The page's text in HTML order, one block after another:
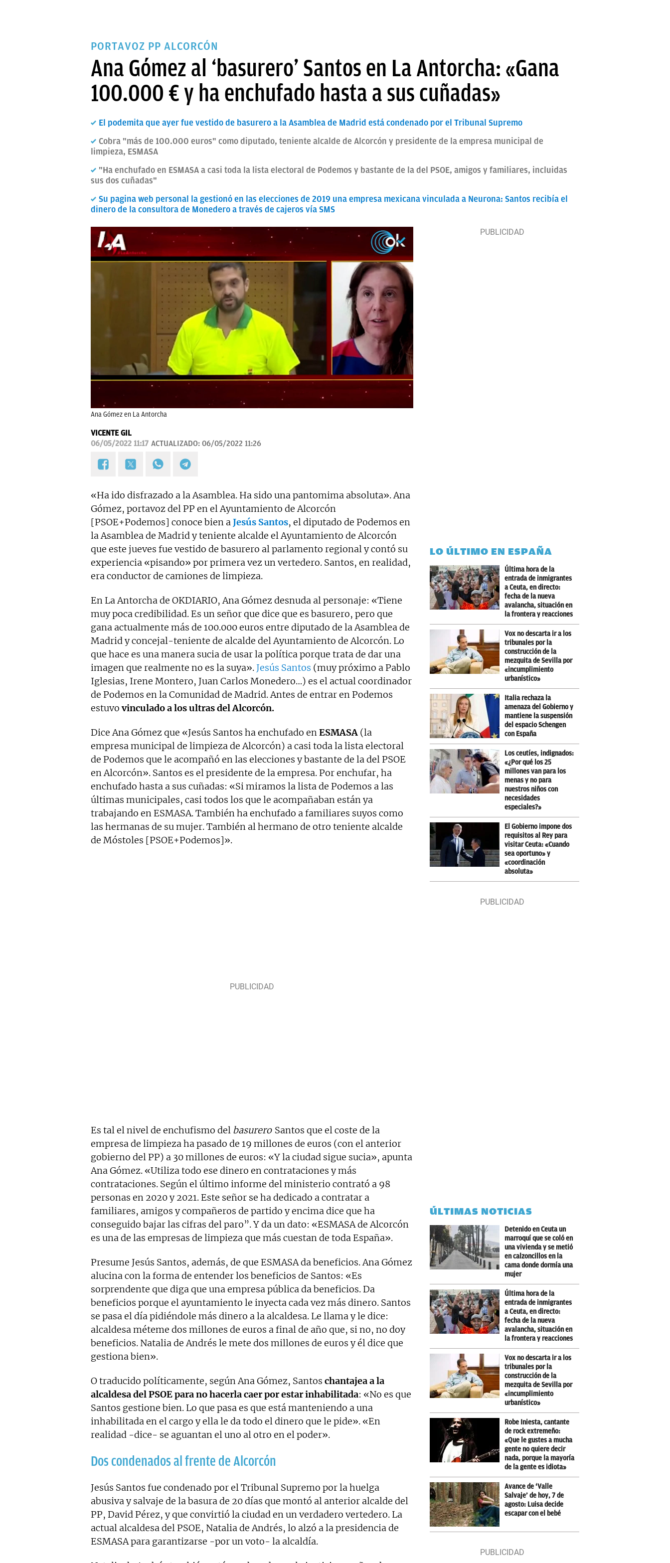
PORTAVOZ PP ALCORCÓN
Ana Gómez al ‘basurero’ Santos en La Antorcha: «Gana
100.000 € y ha enchufado hasta a sus cuñadas»
El podemita que ayer fue vestido de basurero a la Asamblea de Madrid está condenado por el Tribunal Supremo
Cobra "más de 100.000 euros" como diputado, teniente alcalde de Alcorcón y presidente de la empresa municipal de
limpieza, ESMASA
"Ha enchufado en ESMASA a casi toda la lista electoral de Podemos y bastante de la del PSOE, amigos y familiares, incluidas
sus dos cuñadas"
Su pagina web personal la gestionó en las elecciones de 2019 una empresa mexicana vinculada a Neurona: Santos recibía el
dinero de la consultora de Monedero a través de cajeros vía SMS
Ana Gómez en La Antorcha
VICENTE GIL
06/05/2022 11:17 ACTUALIZADO: 06/05/2022 11:26
«Ha ido disfrazado a la Asamblea. Ha sido una pantomima absoluta». Ana
Gómez, portavoz del PP en el Ayuntamiento de Alcorcón
[PSOE+Podemos] conoce bien aJesús Santos, el diputado de Podemos en
la Asamblea de Madrid y teniente alcalde el Ayuntamiento de Alcorcón
que este jueves fue vestido de basurero al parlamento regional y contó su
experiencia «pisando» por primera vez un vertedero. Santos, en realidad,
era conductor de camiones de limpieza.
En La Antorcha de OKDIARIO, Ana Gómez desnuda al personaje: «Tiene
muy poca credibilidad. Es un señor que dice que es basurero, pero que
gana actualmente más de 100.000 euros entre diputado de la Asamblea de
Madrid y concejal-teniente de alcalde del Ayuntamiento de Alcorcón. Lo
que hace es una manera sucia de usar la política porque trata de dar una
imagen que realmente no es la suya». Jesús Santos (muy próximo a Pablo
Iglesias, Irene Montero, Juan Carlos Monedero…) es el actual coordinador
de Podemos en la Comunidad de Madrid. Antes de entrar en Podemos
estuvovinculado a los ultras del Alcorcón.
Dice Ana Gómez que «Jesús Santos ha enchufado enESMASA (la
empresa municipal de limpieza de Alcorcón) a casi toda la lista electoral
de Podemos que le acompañó en las elecciones y bastante de la del PSOE
en Alcorcón». Santos es el presidente de la empresa. Por enchufar, ha
enchufado hasta a sus cuñadas: «Si miramos la lista de Podemos a las
últimas municipales, casi todos los que le acompañaban están ya
trabajando en ESMASA. También ha enchufado a familiares suyos como
las hermanas de su mujer. También al hermano de otro teniente alcalde
de Móstoles [PSOE+Podemos]».
Es tal el nivel de enchufismo del basurero Santos que el coste de la
empresa de limpieza ha pasado de 19 millones de euros (con el anterior
gobierno del PP) a 30 millones de euros: «Y la ciudad sigue sucia», apunta
Ana Gómez. «Utiliza todo ese dinero en contrataciones y más
contrataciones. Según el último informe del ministerio contrató a 98
personas en 2020 y 2021. Este señor se ha dedicado a contratar a
familiares, amigos y compañeros de partido y encima dice que ha
conseguido bajar las cifras del paro”. Y da un dato: «ESMASA de Alcorcón
es una de las empresas de limpieza que más cuestan de toda España».
Presume Jesús Santos, además, de que ESMASA da beneficios. Ana Gómez
alucina con la forma de entender los beneficios de Santos: «Es
sorprendente que diga que una empresa pública da beneficios. Da
beneficios porque el ayuntamiento le inyecta cada vez más dinero. Santos
se pasa el día pidiéndole más dinero a la alcaldesa. Le llama y le dice:
alcaldesa méteme dos millones de euros a final de año que, si no, no doy
beneficios. Natalia de Andrés le mete dos millones de euros y él dice que
gestiona bien».
O traducido políticamente, según Ana Gómez, Santos chantajea a la
alcaldesa del PSOE para no hacerla caer por estar inhabilitada: «No es que
Santos gestione bien. Lo que pasa es que está manteniendo a una
inhabilitada en el cargo y ella le da todo el dinero que le pide». «En
realidad -dice- se aguantan el uno al otro en el poder».
Dos condenados al frente de Alcorcón
Jesús Santos fue condenado por el Tribunal Supremo por la huelga
abusiva y salvaje de la basura de 20 días que montó al anterior alcalde del
PP, David Pérez, y que convirtió la ciudad en un verdadero vertedero. La
actual alcaldesa del PSOE, Natalia de Andrés, lo alzó a la presidencia de
ESMASA para garantizarse -por un voto- la alcaldía.
LO ÚLTIMO EN ESPAÑA
Última hora de la
entrada de inmigrantes
a Ceuta, en directo:
fecha de la nueva
avalancha, situación en
la frontera y reacciones
Vox no descarta ir a los
tribunales por la
construcción de la
mezquita de Sevilla por
«incumplimiento
urbanístico»
Italia rechaza la
amenaza del Gobierno y
mantiene la suspensión
del espacio Schengen
con España
Los ceutíes, indignados:
«¿Por qué los 25
millones van para los
menas y no para
nuestros niños con
necesidades
especiales?»
El Gobierno impone dos
requisitos al Rey para
visitar Ceuta: «Cuando
sea oportuno» y
«coordinación
absoluta»
ÚLTIMAS NOTICIAS
Detenido en Ceuta un
marroquí que se coló en
una vivienda y se metió
en calzoncillos en la
cama donde dormía una
mujer
Última hora de la
entrada de inmigrantes
a Ceuta, en directo:
fecha de la nueva
avalancha, situación en
la frontera y reacciones
Vox no descarta ir a los
tribunales por la
construcción de la
mezquita de Sevilla por
«incumplimiento
urbanístico»
Robe Iniesta, cantante
de rock extremeño:
«Que le gustes a mucha
gente no quiere decir
nada, porque la mayoría
de la gente es idiota»
Avance de ‘Valle
Salvaje’ de hoy, 7 de
agosto: Luisa decide
escapar con el bebé